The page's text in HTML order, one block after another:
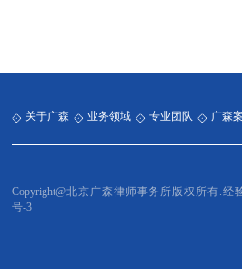
关于广森 业务领域 专业团队 广森
Copyright@北京广森律师事务所版权所有.经
号-3